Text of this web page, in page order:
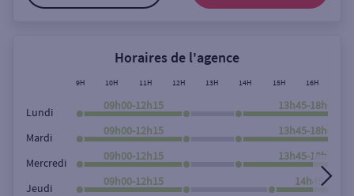
Rechercher
Horaires de l'agence
9H 10H 11H 12H 13H 14H 15H 16H
Lundi
09h00-12h15 13h45-18h00
Mardi
09h00-12h15 13h45-18h00
Mercredi
09h00-12h15 13h45-18h00
Jeudi
09h00-12h15 14h45-